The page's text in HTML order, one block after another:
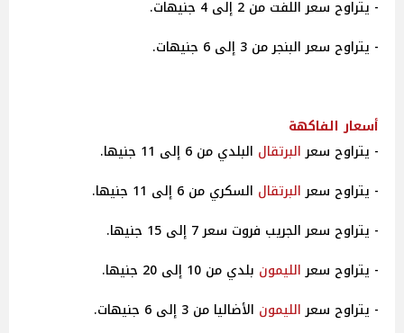
- يتراوح سعر اللفت من 2 إلى 4 جنيهات.
- يتراوح سعر البنجر من 3 إلى 6 جنيهات.
أسعار الفاكهة
- يتراوح سعرالبرتقال البلدي من 6 إلى 11 جنيها.
- يتراوح سعرالبرتقال السكري من 6 إلى 11 جنيها.
- يتراوح سعر الجريب فروت سعر 7 إلى 15 جنيها.
- يتراوح سعرالليمون بلدي من 10 إلى 20 جنيها.
- يتراوح سعرالليمون الأضاليا من 3 إلى 6 جنيهات.